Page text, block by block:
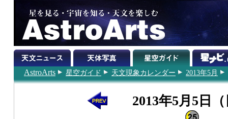
AstroArts 星空ガイド 天文現象カレンダー 2013年5月
2013年5月5日